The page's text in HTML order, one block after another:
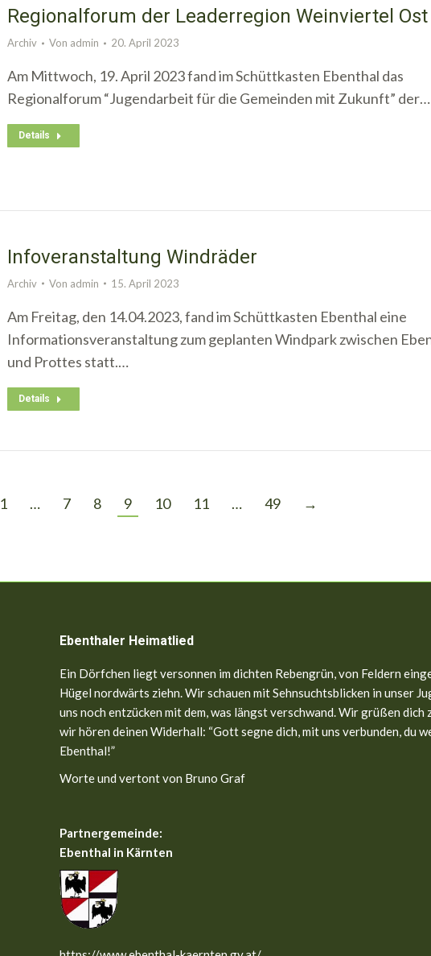
Regionalforum der Leaderregion Weinviertel Ost
Archiv Von admin 20. April 2023
Am Mittwoch, 19. April 2023 fand im Schüttkasten Ebenthal das
Regionalforum “Jugendarbeit für die Gemeinden mit Zukunft” der…
Details
Infoveranstaltung Windräder
Archiv Von admin 15. April 2023
Am Freitag, den 14.04.2023, fand im Schüttkasten Ebenthal eine
Informationsveranstaltung zum geplanten Windpark zwischen
und Prottes statt.…
Details
1 … 7 8 9 10 11 … 49 →
Ebenthaler Heimatlied
Ein Dörfchen liegt versonnen im dichten Rebengrün, von Feldern
Hügel nordwärts ziehn. Wir schauen mit Sehnsuchtsblicken in unser
uns noch entzücken mit dem, was längst verschwand. Wir grüßen dich
wir hören deinen Widerhall: “Gott segne dich, mit uns verbunden, du
Ebenthal!”
Worte und vertont von Bruno Graf
Partnergemeinde:
Ebenthal in Kärnten